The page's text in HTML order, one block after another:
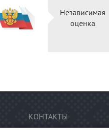
Независимая
оценка
КОНТАКТЫ